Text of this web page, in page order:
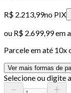
R$ 2.213,99no PIX
ou R$ 2.699,99em
Parcele em até 10x
Ver mais formas de
Selecione ou digite